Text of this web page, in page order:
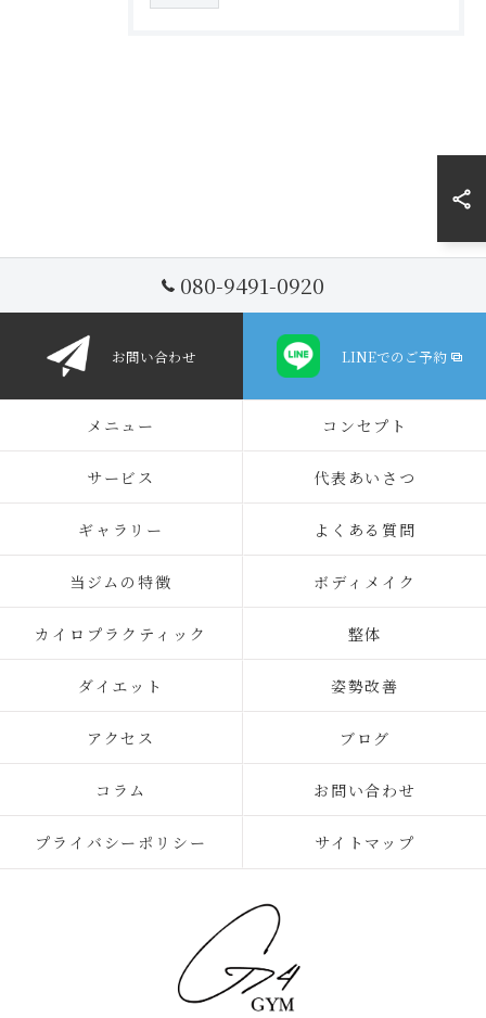
080-9491-0920
お問い合わせ LINEでのご予約
メニュー コンセプト
サービス 代表あいさつ
ギャラリー よくある質問
当ジムの特徴 ボディメイク
カイロプラクティック 整体
ダイエット 姿勢改善
アクセス ブログ
コラム お問い合わせ
プライバシーポリシー サイトマップ